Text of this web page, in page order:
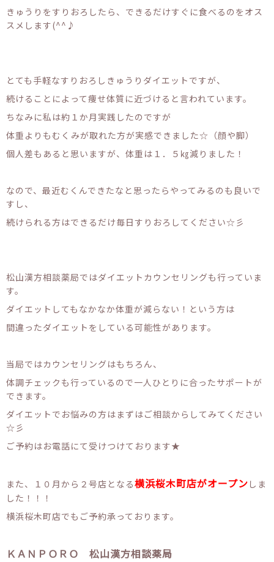
きゅうりをすりおろしたら、できるだけすぐに食べるのをオス
スメします(^^♪
とても手軽なすりおろしきゅうりダイエットですが、
続けることによって痩せ体質に近づけると言われています。
ちなみに私は約１か月実践したのですが
体重よりもむくみが取れた方が実感できました☆（顔や脚）
個人差もあると思いますが、体重は１．５㎏減りました！
なので、最近むくんできたなと思ったらやってみるのも良いで
すし、
続けられる方はできるだけ毎日すりおろしてください☆彡
松山漢方相談薬局ではダイエットカウンセリングも行っていま
す。
ダイエットしてもなかなか体重が減らない！という方は
間違ったダイエットをしている可能性があります。
当局ではカウンセリングはもちろん、
体調チェックも行っているので一人ひとりに合ったサポートが
できます。
ダイエットでお悩みの方はまずはご相談からしてみてください
☆彡
ご予約はお電話にて受けつけております★
また、１０月から２号店となる横浜桜木町店がオープン しま
した！！！
横浜桜木町店でもご予約承っております。
ＫＡＮＰＯＲＯ 松山漢方相談薬局